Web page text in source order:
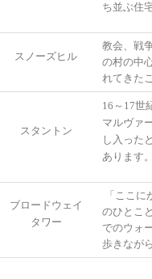
ち並ぶ住
スノーズヒル
教会、戦
の村の中
れてきた
スタントン
16～17世
マルヴァ
し入った
あります。
ブロードウェイ
タワー
「ここ
のひとこ
でのウォ
歩きなが